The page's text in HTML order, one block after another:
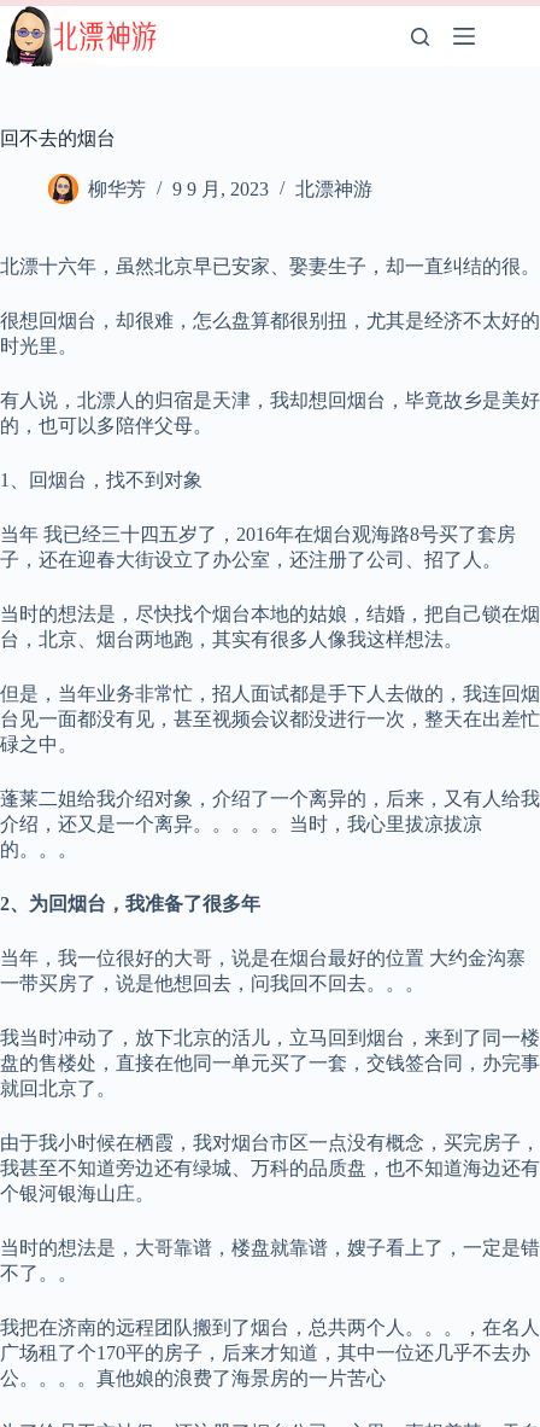
跳
至
内
回不去的烟台
柳华芳 9 9 月, 2023 北漂神游
北漂十六年，虽然北京早已安家、娶妻生子，却一直纠结的很。
很想回烟台，却很难，怎么盘算都很别扭，尤其是经济不太好的
时光里。
有人说，北漂人的归宿是天津，我却想回烟台，毕竟故乡是美好
的，也可以多陪伴父母。
1、回烟台，找不到对象
当年 我已经三十四五岁了，2016年在烟台观海路8号买了套房
子，还在迎春大街设立了办公室，还注册了公司、招了人。
当时的想法是，尽快找个烟台本地的姑娘，结婚，把自己锁在烟
台，北京、烟台两地跑，其实有很多人像我这样想法。
但是，当年业务非常忙，招人面试都是手下人去做的，我连回烟
台见一面都没有见，甚至视频会议都没进行一次，整天在出差忙
碌之中。
蓬莱二姐给我介绍对象，介绍了一个离异的，后来，又有人给我
介绍，还又是一个离异。。。。。当时，我心里拔凉拔凉
的。。。
2、为回烟台，我准备了很多年
当年，我一位很好的大哥，说是在烟台最好的位置 大约金沟寨
一带买房了，说是他想回去，问我回不回去。。。
我当时冲动了，放下北京的活儿，立马回到烟台，来到了同一楼
盘的售楼处，直接在他同一单元买了一套，交钱签合同，办完事
就回北京了。
由于我小时候在栖霞，我对烟台市区一点没有概念，买完房子，
我甚至不知道旁边还有绿城、万科的品质盘，也不知道海边还有
个银河银海山庄。
当时的想法是，大哥靠谱，楼盘就靠谱，嫂子看上了，一定是错
不了。。
我把在济南的远程团队搬到了烟台，总共两个人。。。，在名人
广场租了个170平的房子，后来才知道，其中一位还几乎不去办
公。。。。真他娘的浪费了海景房的一片苦心